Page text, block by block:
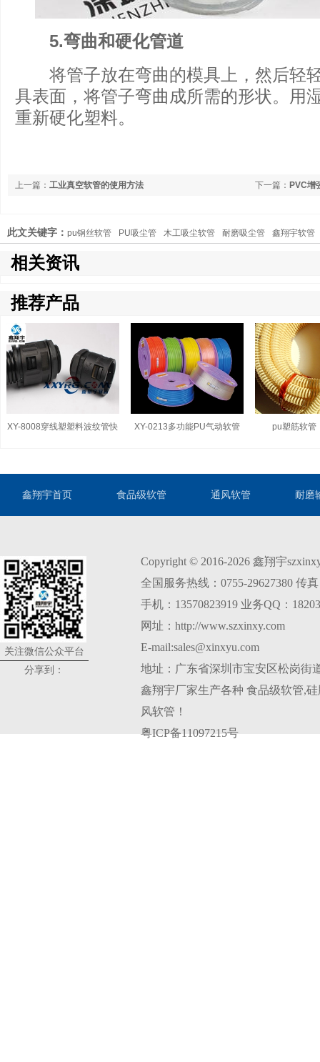
5.弯曲和硬化管道
将管子放在弯曲的模具上，然后轻
具表面，将管子弯曲成所需的形状。用
重新硬化塑料。
下一篇： PVC增
上一篇： 工业真空软管的使用方法
此文关键字： pu钢丝软管 PU吸尘管 木工吸尘软管 耐磨吸尘管 鑫翔宇软管
相关资讯
推荐产品
XY-8008穿线塑塑料波纹管快 XY-0213多功能PU气动软管 pu塑筋软管
鑫翔宇首页 食品级软管 通风软管 耐磨
关注微信公众平台
分享到：
Copyright © 2016-2026 鑫翔宇
全国服务热线：0755-29627380 传
手机：13570823919 业务QQ：
网址：http://www.szxinxy.com
E-mail:sales@xinxyu.com
地址：广东省深圳市宝安区松岗街
鑫翔宇厂家生产各种 食品级软管,
风软管 ！
粤ICP备11097215号